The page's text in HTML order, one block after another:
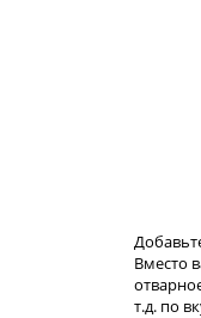
Вместо
т.д. по